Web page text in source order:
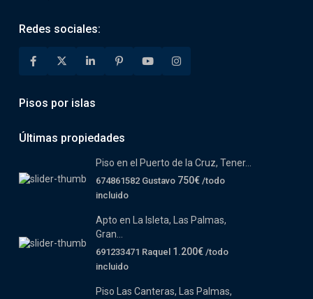
Redes sociales:
Pisos por islas
Últimas propiedades
Piso en el Puerto de la Cruz, Tener...
674861582 Gustavo 750€ /todo
incluido
Apto en La Isleta, Las Palmas,
Gran...
691233471 Raquel 1.200€ /todo
incluido
Piso Las Canteras, Las Palmas,